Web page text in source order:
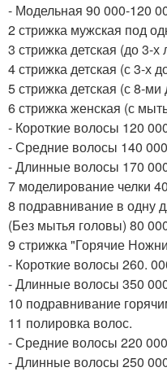
- Модельная 90 000-120
2 стрижка мужская под
3 стрижка детская (до 3-х
4 стрижка детская (с 3-х
5 стрижка детская (с 8-
6 стрижка женская (с
- Короткие волосы 120
- Средние волосы 140
- Длинные волосы 170
7 моделирование челки
8 подравнивание в одну
(Без мытья головы) 80
9 стрижка "Горячие
- Короткие волосы 260.
- Длинные волосы 350
10 подравнивание
11 полировка волос.
- Средние волосы 220
- Длинные волосы 250